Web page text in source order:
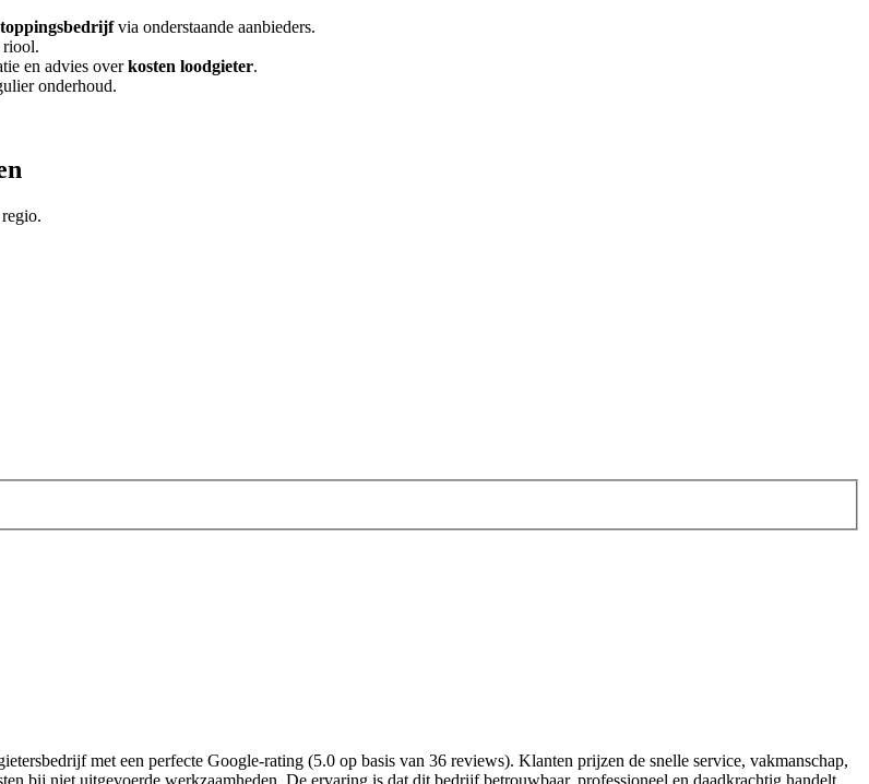
via onderstaande aanbieders.
riool.
en advies overkosten loodgieter.
onderhoud.
met een perfecte Google‑rating (5.0 op basis van 36 reviews). Klanten prijzen de snelle service, vakmanschap,
bij niet uitgevoerde werkzaamheden. De ervaring is dat dit bedrijf betrouwbaar, professioneel en daadkrachtig handelt,